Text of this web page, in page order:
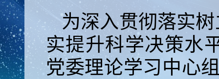
为深入贯彻落实
实提升科学决策水
党委理论学习中心